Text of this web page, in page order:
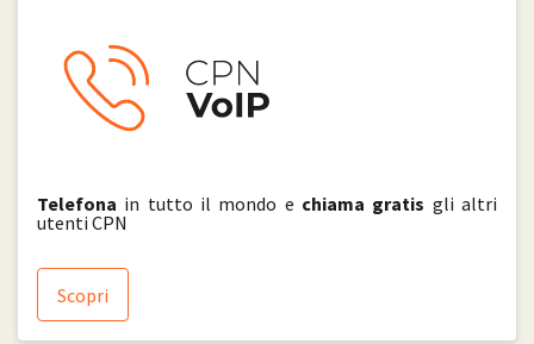
Telefona in tutto il mondo e chiama gratis gli altri
utenti CPN
Scopri